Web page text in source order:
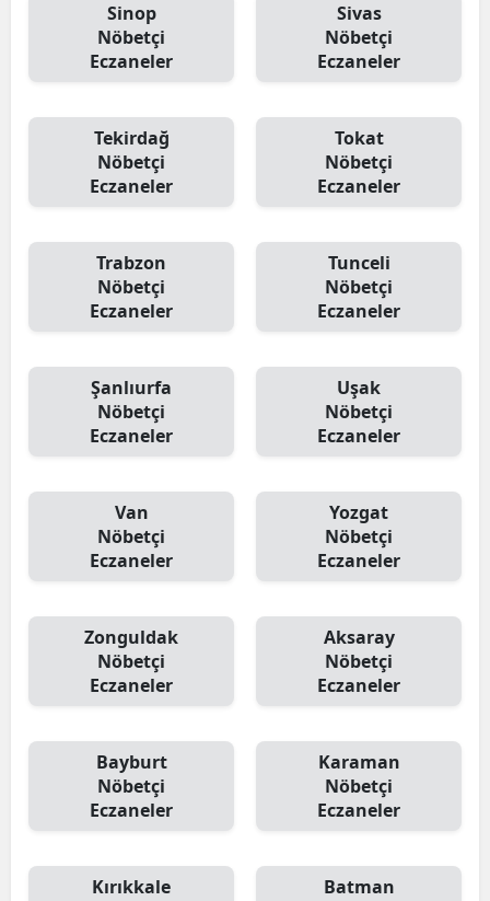
Sinop
Nöbetçi
Eczaneler
Sivas
Nöbetçi
Eczaneler
Tekirdağ
Nöbetçi
Eczaneler
Tokat
Nöbetçi
Eczaneler
Trabzon
Nöbetçi
Eczaneler
Tunceli
Nöbetçi
Eczaneler
Şanlıurfa
Nöbetçi
Eczaneler
Uşak
Nöbetçi
Eczaneler
Van
Nöbetçi
Eczaneler
Yozgat
Nöbetçi
Eczaneler
Zonguldak
Nöbetçi
Eczaneler
Aksaray
Nöbetçi
Eczaneler
Bayburt
Nöbetçi
Eczaneler
Karaman
Nöbetçi
Eczaneler
Kırıkkale
Batman